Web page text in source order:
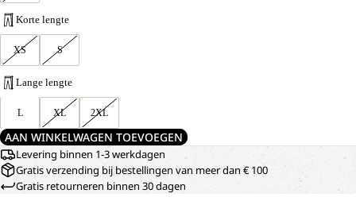
Korte lengte
XS S
Lange lengte
L XL 2XL
AAN WINKELWAGEN TOEVOEGEN
Levering binnen 1-3 werkdagen
Gratis verzending bij bestellingen van meer dan € 100
Gratis retourneren binnen 30 dagen